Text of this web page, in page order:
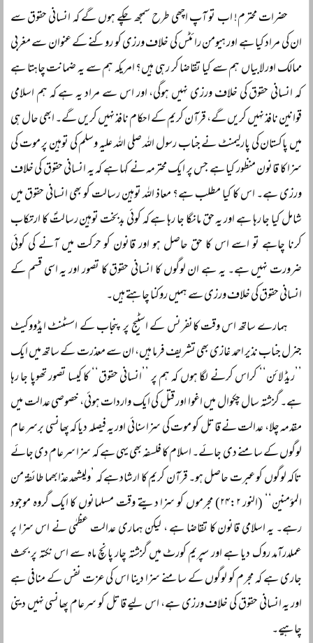
حضرات محترم! اب تو آپ اچھی طرح سمجھ چکے ہوں گے کہ انسانی حقوق سے
ان کی مراد کیا ہے اور ہیومن رائٹس کی خلاف ورزی کو روکنے کے عنوان سے مغربی
ممالک اور لابیاں ہم سے کیا تقاضا کر رہی ہیں؟ امریکہ ہم سے یہ ضمانت چاہتا ہے
کہ انسانی حقوق کی خلاف ورزی نہیں ہوگی، اور اس سے مراد یہ ہے کہ ہم اسلامی
قوانین نافذ نہیں کریں گے، قرآن کریم کے احکام نافذ نہیں کریں گے۔ ابھی حال ہی
میں پاکستان کی پارلیمنٹ نے جناب رسول اللہ صلی اللہ علیہ وسلم کی توہین پر موت کی
سزا کا قانون منظور کیا ہے جس پر ایک محترمہ نے کہا ہے کہ یہ انسانی حقوق کی خلاف
ورزی ہے۔ اس کا کیا مطلب ہے؟ معاذ اللہ توہین رسالت کو بھی انسانی حقوق میں
شامل کیا جا رہا ہے اور یہ حق مانگا جا رہا ہے کہ کوئی بدبخت توہین رسالتؐ کا ارتکاب
کرنا چاہے تو اسے اس کا حق حاصل ہو اور قانون کو حرکت میں آنے کی کوئی
ضرورت نہیں ہے۔ یہ ہے ان لوگوں کا انسانی حقوق کا تصور اور یہ اسی قسم کے
انسانی حقوق کی خلاف ورزی سے ہمیں روکنا چاہتے ہیں۔
ہمارے ساتھ اس وقت کانفرنس کے اسٹیج پر پنجاب کے اسسٹنٹ ایڈووکیٹ
جنرل جناب نذیر احمد غازی بھی تشریف فرما ہیں، ان سے معذرت کے ساتھ میں ایک
’’ریڈ لائن‘‘ کراس کرنے لگا ہوں کہ ہم پر ’’انسانی حقوق‘‘ کا کیسا تصور تھوپا جا رہا
ہے۔ گزشتہ سال چکوال میں اغوا اور قتل کی ایک واردات ہوئی، خصوصی عدالت میں
مقدمہ چلا، عدالت نے قاتل کو موت کی سزا سنائی اور یہ فیصلہ دیا کہ پھانسی برسر عام
لوگوں کے سامنے دی جائے۔ اسلام کا فلسفہ بھی یہی ہے کہ سزا سرعام دی جائے
تاکہ لوگوں کو عبرت حاصل ہو۔ قرآن کریم کا ارشاد ہے کہ ’ولیشھد عذابھما طائفۃ من
المؤمنین‘‘ (النور ۲۴:۲) مجرموں کو سزا دیتے وقت مسلمانوں کا ایک گروہ موجود
رہے۔ یہ اسلامی قانون کا تقاضا ہے ، لیکن ہماری عدالت عظمٰی نے اس سزا پر
عملدرآمد روک دیا ہے اور سپریم کورٹ میں گزشتہ چار پانچ ماہ سے اس نکتہ پر بحث
جاری ہے کہ مجرم کو لوگوں کے سامنے سزا دینا اس کی عزت نفس کے منافی ہے
اور یہ انسانی حقوق کی خلاف ورزی ہے، اس لیے قاتل کو سرعام پھانسی نہیں دینی
چاہیے۔